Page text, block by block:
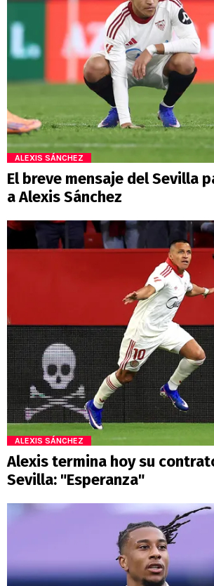
ALEXIS SÁNCHEZ
El breve mensaje del Sevilla
a Alexis Sánchez
ALEXIS SÁNCHEZ
Alexis termina hoy su
Sevilla: "Esperanza"